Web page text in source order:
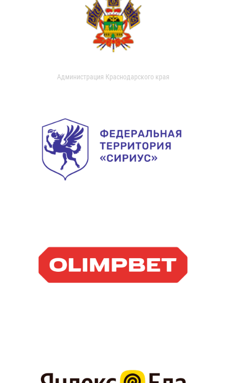
Администрация Краснодарского края